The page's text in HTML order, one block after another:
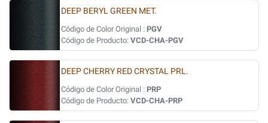
DEEP BERYL GREEN MET.
Código de Color Original : PGV
Código de Producto: VCD-CHA-PGV
DEEP CHERRY RED CRYSTAL PRL.
Código de Color Original : PRP
Código de Producto: VCD-CHA-PRP